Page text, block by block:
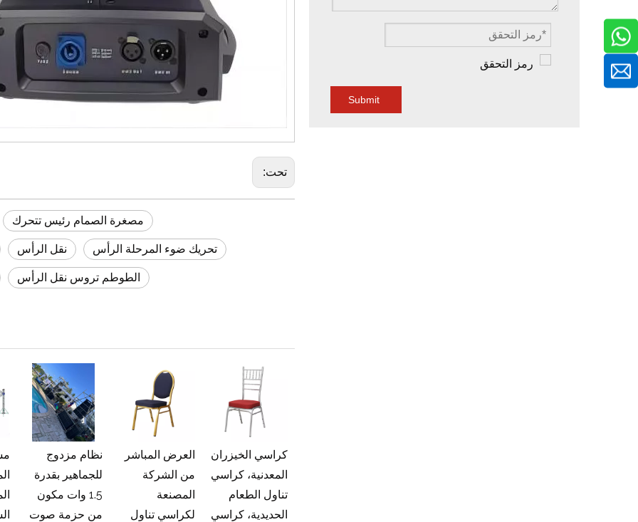
تحت:
مصغرة الصمام رئيس تتحرك
نقل الرأس تحريك ضوء المرحلة الرأس
الطوطم تروس نقل الرأس
نظام مزدوج
للجماهير بقدرة
1.5 وات مكون
من حزمة صوت
العرض المباشر
من الشركة
المصنعة
لكراسي تناول
كراسي الخيزران
المعدنية، كراسي
تناول الطعام
الحديدية، كراسي
Submit